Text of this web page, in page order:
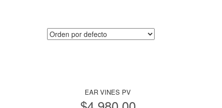
EAR VINES PV